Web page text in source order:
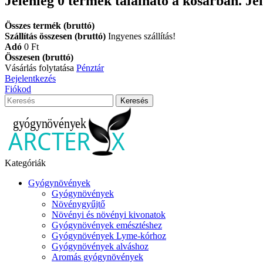
Összes termék (bruttó)
Szállítás összesen (bruttó) Ingyenes szállítás!
Adó 0 Ft‎
Összesen (bruttó)
Vásárlás folytatása Pénztár
Bejelentkezés
Fiókod
Keresés
Kategóriák
Gyógynövények
Gyógynövények
Növénygyűjtő
Növényi és növényi kivonatok
Gyógynövények emésztéshez
Gyógynövények Lyme-kórhoz
Gyógynövények alváshoz
Aromás gyógynövények